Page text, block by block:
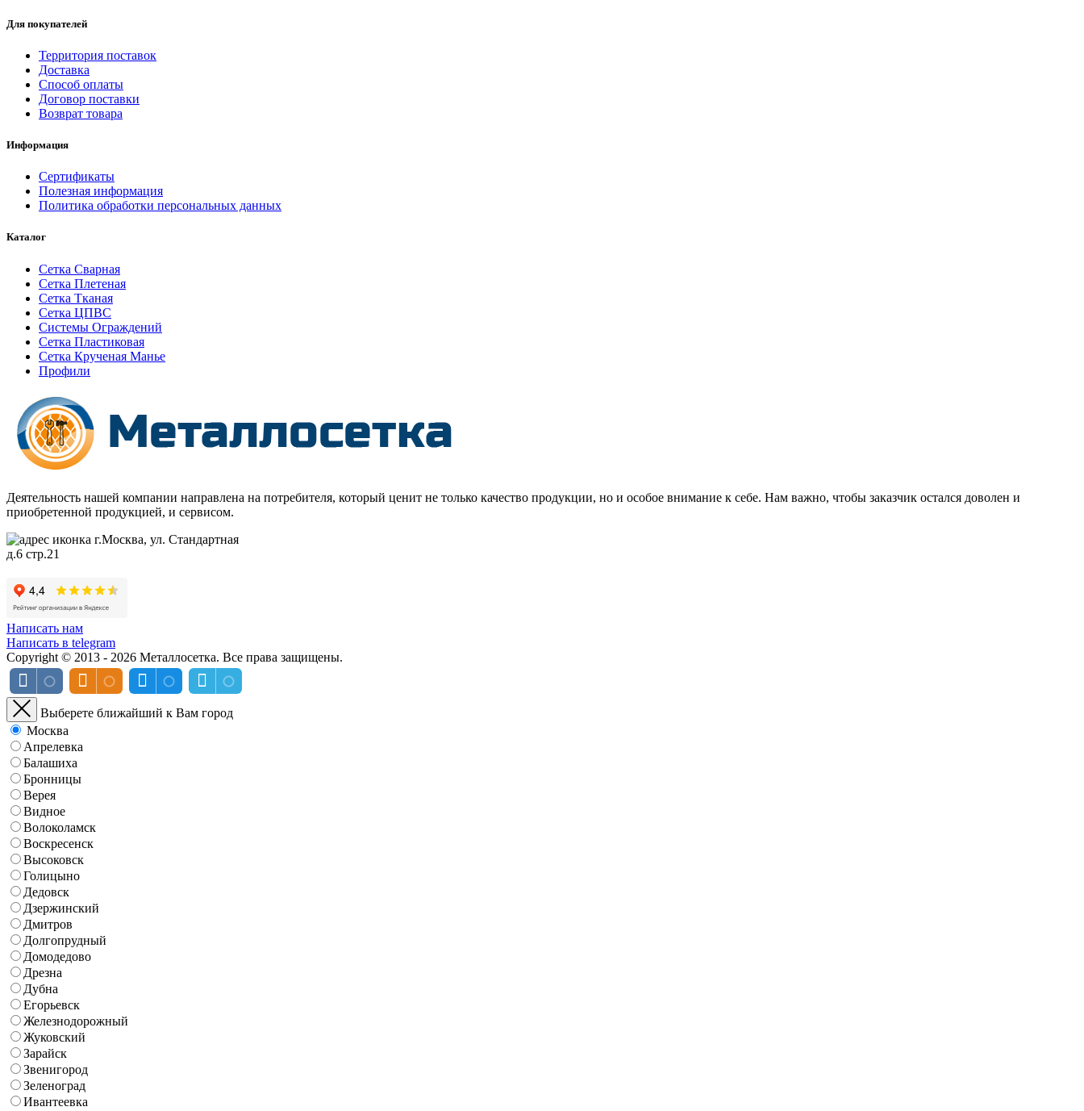
Для покупателей
Территория поставок
Доставка
Способ оплаты
Договор поставки
Возврат товара
Информация
Сертификаты
Полезная информация
Политика обработки персональных данных
Каталог
Сетка Сварная
Сетка Плетеная
Сетка Тканая
Сетка ЦПВС
Системы Ограждений
Сетка Пластиковая
Сетка Крученая Манье
Профили
Деятельность нашей компании направлена на потребителя, который ценит не только качество продукции, но и особое внимание к себе. Нам важно, чтобы заказчик остался доволен и
приобретенной продукцией, и сервисом.
г.Москва, ул. Стандартная
д.6 стр.21
Написать нам
Написать в telegram
Copyright © 2013 - 2026 Металлосетка. Все права защищены.
Выберете ближайший к Вам город
Москва
Апрелевка
Балашиха
Бронницы
Верея
Видное
Волоколамск
Воскресенск
Высоковск
Голицыно
Дедовск
Дзержинский
Дмитров
Долгопрудный
Домодедово
Дрезна
Дубна
Егорьевск
Железнодорожный
Жуковский
Зарайск
Звенигород
Зеленоград
Ивантеевка